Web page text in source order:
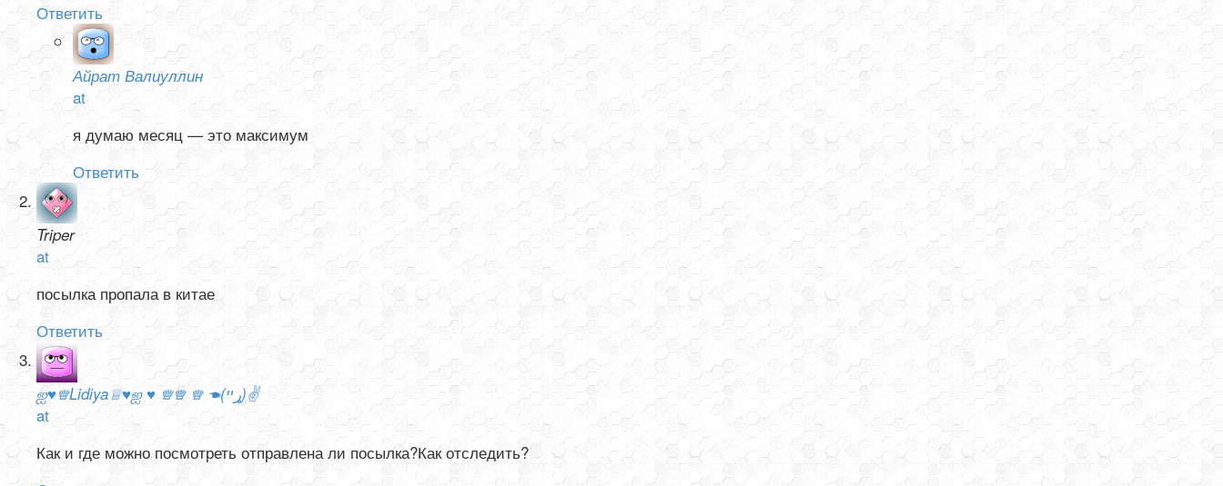
Ответить
Айрат Валиуллин
at
я думаю месяц — это максимум
Ответить
Triper
at
посылка пропала в китае
Ответить
ஐ♥♕Lidiya♕♥ஐ ♥ ♕♕ ♕ ☚(ړײ)✌
at
Как и где можно посмотреть отправлена ли посылка?Как отследить?